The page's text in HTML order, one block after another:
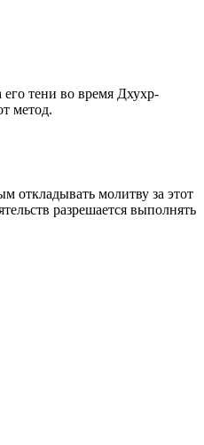
его тени во время Дхухр-
метод.
откладывать молитву за этот
разрешается выполнять